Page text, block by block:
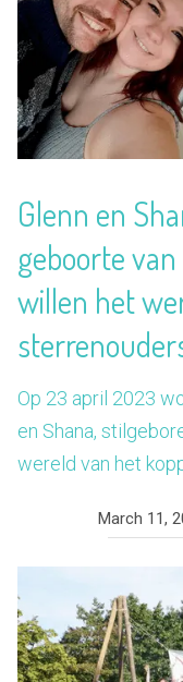
Glenn en
geboorte
willen het
Op 23 april 2023
en Shana,
wereld van het
March 11,